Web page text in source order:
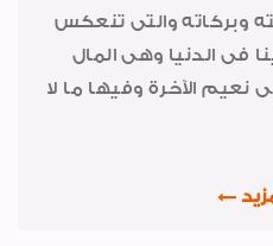
من ذاكرة الشركة
وبركاته والتى تنعكس
فى الدنيا وهى المال
نعيم الآخرة وفيها ما لا